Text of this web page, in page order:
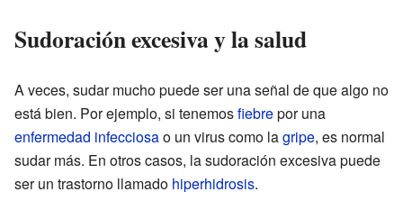
Sudoración excesiva y la salud
A veces, sudar mucho puede ser una señal de que algo no
está bien. Por ejemplo, si tenemosfiebrepor una
enfermedad infecciosao un virus como lagripe, es normal
sudar más. En otros casos, la sudoración excesiva puede
ser un trastorno llamado hiperhidrosis.